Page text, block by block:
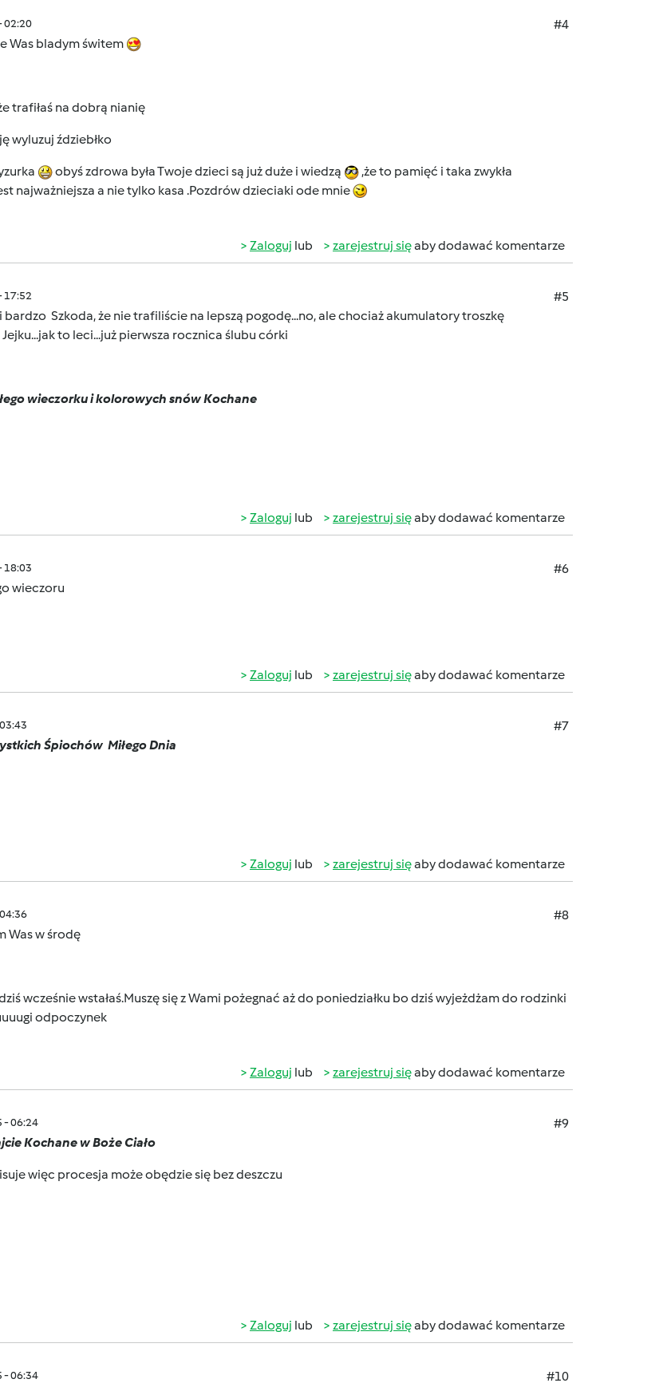
02:20
#4
Was bladym świtem
trafiłaś na dobrą nianię
wyluzuj ździebłko
obyś zdrowa była Twoje dzieci są już duże i wiedzą
,że to pamięć i taka zwykła
najważniejsza a nie tylko kasa .Pozdrów dzieciaki ode mnie
Zaloguj lub zarejestruj sięaby dodawać komentarze
17:52
#5
bardzo Szkoda, że nie trafiliście na lepszą pogodę...no, ale chociaż akumulatory troszkę
Jejku...jak to leci...już pierwsza rocznica ślubu córki
wieczorku i kolorowych snów Kochane
Zaloguj lub zarejestruj sięaby dodawać komentarze
18:03
#6
wieczoru
Zaloguj lub zarejestruj sięaby dodawać komentarze
#7
Śpiochów Miłego Dnia
Zaloguj lub zarejestruj sięaby dodawać komentarze
#8
Was w środę
wcześnie wstałaś.Muszę się z Wami pożegnać aż do poniedziałku bo dziś wyjeżdżamdo rodzinki
odpoczynek
Zaloguj lub zarejestruj sięaby dodawać komentarze
- 06:24
#9
Kochane w Boże Ciało
więc procesja może obędzie się bez deszczu
Zaloguj lub zarejestruj sięaby dodawać komentarze
- 06:34 #10